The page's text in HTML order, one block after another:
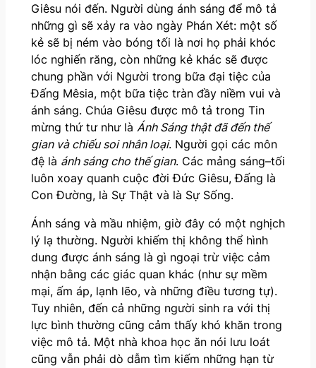
Giêsu nói đến. Người dùng ánh sáng để mô tả
những gì sẽ xảy ra vào ngày Phán Xét: một số
kẻ sẽ bị ném vào bóng tối là nơi họ phải khóc
lóc nghiến răng, còn những kẻ khác sẽ được
chung phần với Người trong bữa đại tiệc của
Đấng Mêsia, một bữa tiệc tràn đầy niềm vui và
ánh sáng. Chúa Giêsu được mô tả trong Tin
mừng thứ tư như là Ánh Sáng thật đã đến thế
gian và chiếu soi nhân loại. Người gọi các môn
đệ là ánh sáng cho thế gian. Các mảng sáng–tối
luôn xoay quanh cuộc đời Đức Giêsu, Đấng là
Con Đường, là Sự Thật và là Sự Sống.
Ánh sáng và mầu nhiệm, giờ đây có một nghịch
lý lạ thường. Người khiếm thị không thể hình
dung được ánh sáng là gì ngoại trừ việc cảm
nhận bằng các giác quan khác (như sự mềm
mại, ấm áp, lạnh lẽo, và những điều tương tự).
Tuy nhiên, đến cả những người sinh ra với thị
lực bình thường cũng cảm thấy khó khăn trong
việc mô tả. Một nhà khoa học ăn nói lưu loát
cũng vẫn phải dò dẫm tìm kiếm những hạn từ